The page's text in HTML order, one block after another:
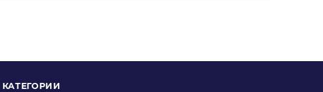
КАТЕГОРИИ